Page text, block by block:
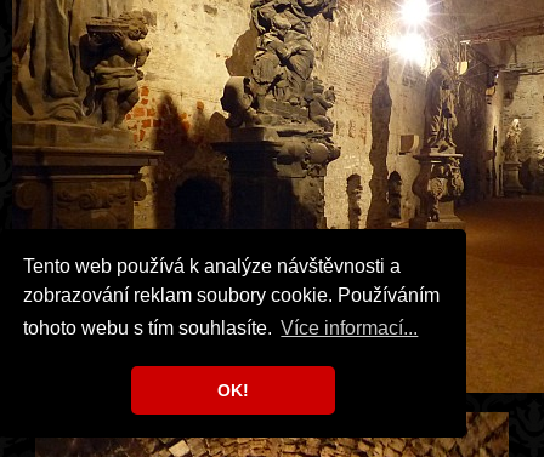
Tento web používá k analýze návštěvnosti a
zobrazování reklam soubory cookie. Používáním
tohoto webu s tím souhlasíte. Více informací...
OK!